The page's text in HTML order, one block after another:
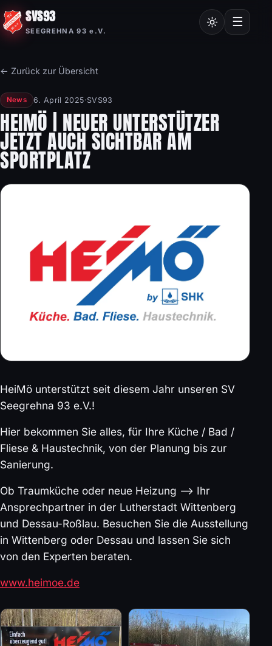
SVS93
SEEGREHNA 93 e.V.
Chroniken
Frauensport
Burgstalllauf
☰
← Zurück zur Übersicht
News 6. April 2025·SVS93
HEIMÖ | NEUER UNTERSTÜTZER
JETZT AUCH SICHTBAR AM
SPORTPLATZ
HeiMö unterstützt seit diesem Jahr unseren SV
Seegrehna 93 e.V.!
Hier bekommen Sie alles, für Ihre Küche / Bad /
Fliese & Haustechnik, von der Planung bis zur
Sanierung.
Ob Traumküche oder neue Heizung —> Ihr
Ansprechpartner in der Lutherstadt Wittenberg
und Dessau-Roßlau. Besuchen Sie die Ausstellung
in Wittenberg oder Dessau und lassen Sie sich
von den Experten beraten.
www.heimoe.de